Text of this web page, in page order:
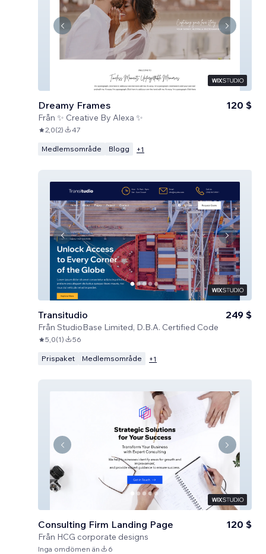
Dreamy Frames
Från ✨ Creative By Alexa ✨
120 $
2,0(2) 47
Medlemsområde Blogg +1
Transitudio
Från StudioBase Limited, D.B.A. Certified Code
249 $
5,0(1) 56
Prispaket Medlemsområde +1
Consulting Firm Landing Page
Från HCG corporate designs
120 $
Inga omdömen än 6